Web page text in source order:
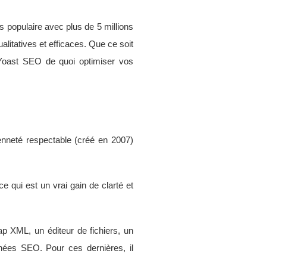
populaire avec plus de 5 millions
et efficaces. Que ce soit
SEO de quoi optimiser vos
respectable (créé en 2007)
qui est un vrai gain de clarté et
XML, un éditeur de fichiers, un
SEO. Pour ces dernières, il